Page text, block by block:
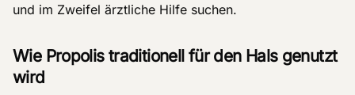
und im Zweifel ärztliche Hilfe suchen.
Wie Propolis traditionell für den Hals genutzt
wird